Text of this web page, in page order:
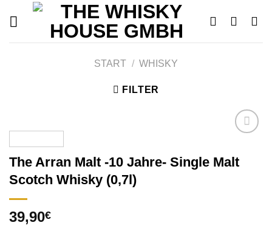
START / WHISKY
FILTER
Add to
The Arran Malt -10 Jahre- Single Malt
Scotch Whisky (0,7l)
39,90€